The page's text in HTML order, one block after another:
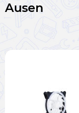
Ausen